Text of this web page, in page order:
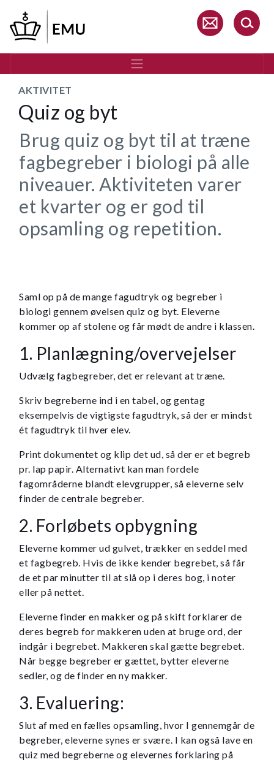
hovedindhold
AKTIVITET
Quiz og byt
Brug quiz og byt til at træne
fagbegreber i biologi på alle
niveauer. Aktiviteten varer
et kvarter og er god til
opsamling og repetition.
Saml op på de mange fagudtryk og begreber i
biologi gennem øvelsen quiz og byt. Eleverne
kommer op af stolene og får mødt de andre i klassen.
1. Planlægning/overvejelser
Udvælg fagbegreber, det er relevant at træne.
Skriv begreberne ind i en tabel, og gentag
eksempelvis de vigtigste fagudtryk, så der er mindst
ét fagudtryk til hver elev.
Print dokumentet og klip det ud, så der er et begreb
pr. lap papir. Alternativt kan man fordele
fagområderne blandt elevgrupper, så eleverne selv
finder de centrale begreber.
2. Forløbets opbygning
Eleverne kommer ud gulvet, trækker en seddel med
et fagbegreb. Hvis de ikke kender begrebet, så får
de et par minutter til at slå op i deres bog, i noter
eller på nettet.
Eleverne finder en makker og på skift forklarer de
deres begreb for makkeren uden at bruge ord, der
indgår i begrebet. Makkeren skal gætte begrebet.
Når begge begreber er gættet, bytter eleverne
sedler, og de finder en ny makker.
3. Evaluering:
Slut af med en fælles opsamling, hvor I gennemgår de
begreber, eleverne synes er svære. I kan også lave en
quiz med begreberne og elevernes forklaring på